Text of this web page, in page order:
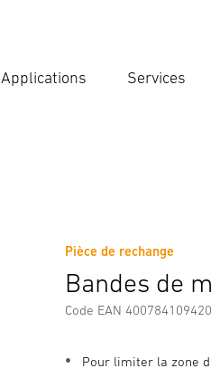
Applications Services
Pièce de rechange
Bandes de
Code EAN
Pour limiter la zone